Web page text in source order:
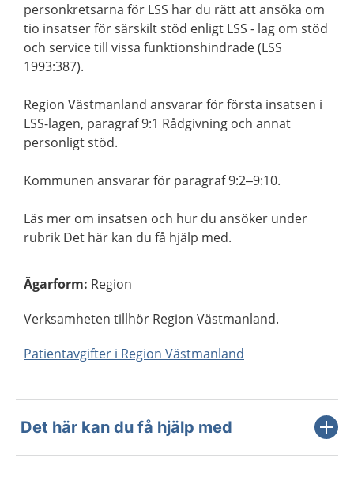
personkretsarna för LSS har du rätt att ansöka om
tio insatser för särskilt stöd enligt LSS - lag om stöd
och service till vissa funktionshindrade (LSS
1993:387).
Region Västmanland ansvarar för första insatsen i
LSS-lagen, paragraf 9:1 Rådgivning och annat
personligt stöd.
Kommunen ansvarar för paragraf 9:2–9:10.
Läs mer om insatsen och hur du ansöker under
rubrik Det här kan du få hjälp med.
Ägarform: Region
Verksamheten tillhör Region Västmanland.
Patientavgifter i Region Västmanland
Det här kan du få hjälp med